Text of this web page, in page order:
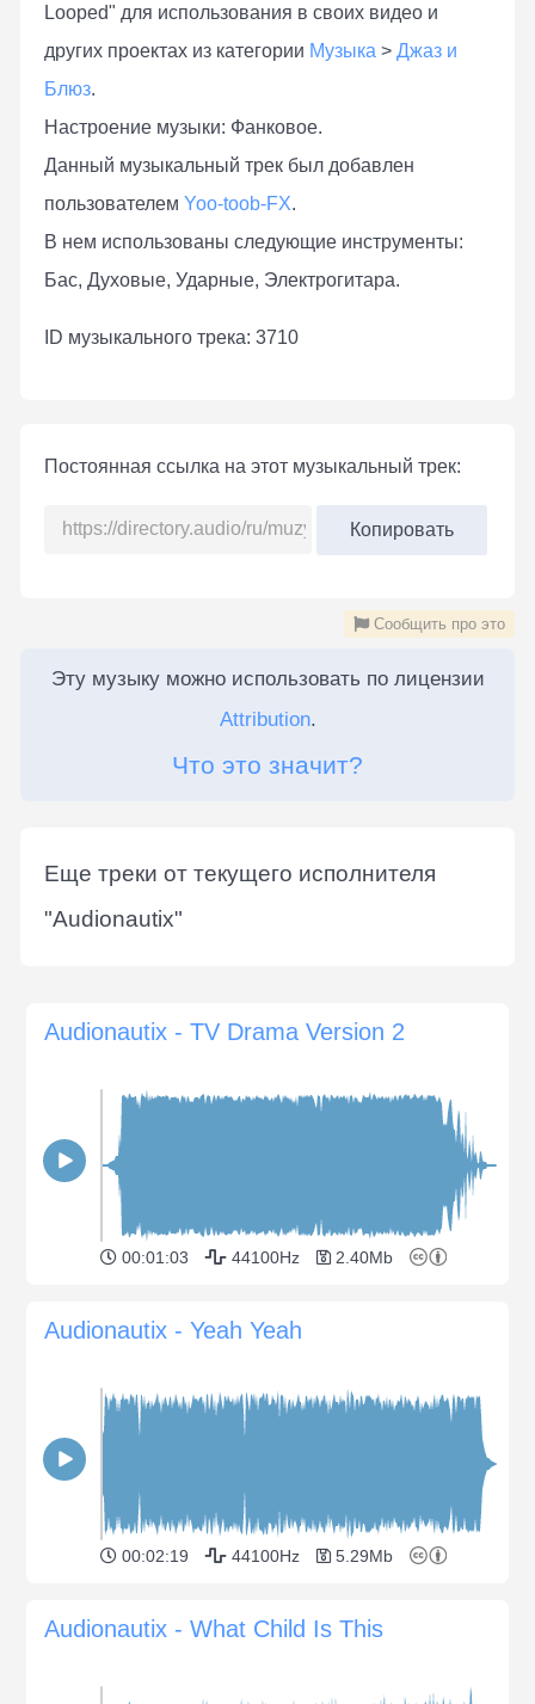
Looped" для использования в своих видео и
других проектах из категории Музыка > Джаз и
Блюз.
Настроение музыки: Фанковое.
Данный музыкальный трек был добавлен
пользователем Yoo-toob-FX.
В нем использованы следующие инструменты:
Бас, Духовые, Ударные, Электрогитара.
ID музыкального трека: 3710
Постоянная ссылка на этот музыкальный трек:
Копировать
Сообщить про это
Эту музыку можно использовать по лицензии
Attribution.
Что это значит?
Еще треки от текущего исполнителя
"Audionautix"
Audionautix - TV Drama Version 2
00:01:03 44100Hz 2.40Mb
Audionautix - Yeah Yeah
00:02:19 44100Hz 5.29Mb
Audionautix - What Child Is This